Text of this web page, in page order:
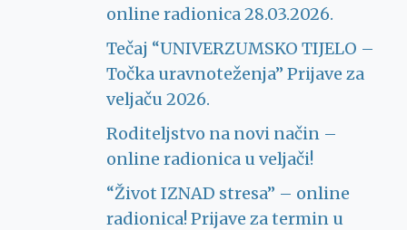
online radionica 28.03.2026.
Tečaj “UNIVERZUMSKO TIJELO –
Točka uravnoteženja” Prijave za
veljaču 2026.
Roditeljstvo na novi način –
online radionica u veljači!
“Život IZNAD stresa” – online
radionica! Prijave za termin u